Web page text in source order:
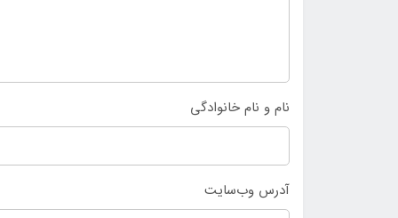
نام و نام خانوادگی
آدرس وب‌سایت